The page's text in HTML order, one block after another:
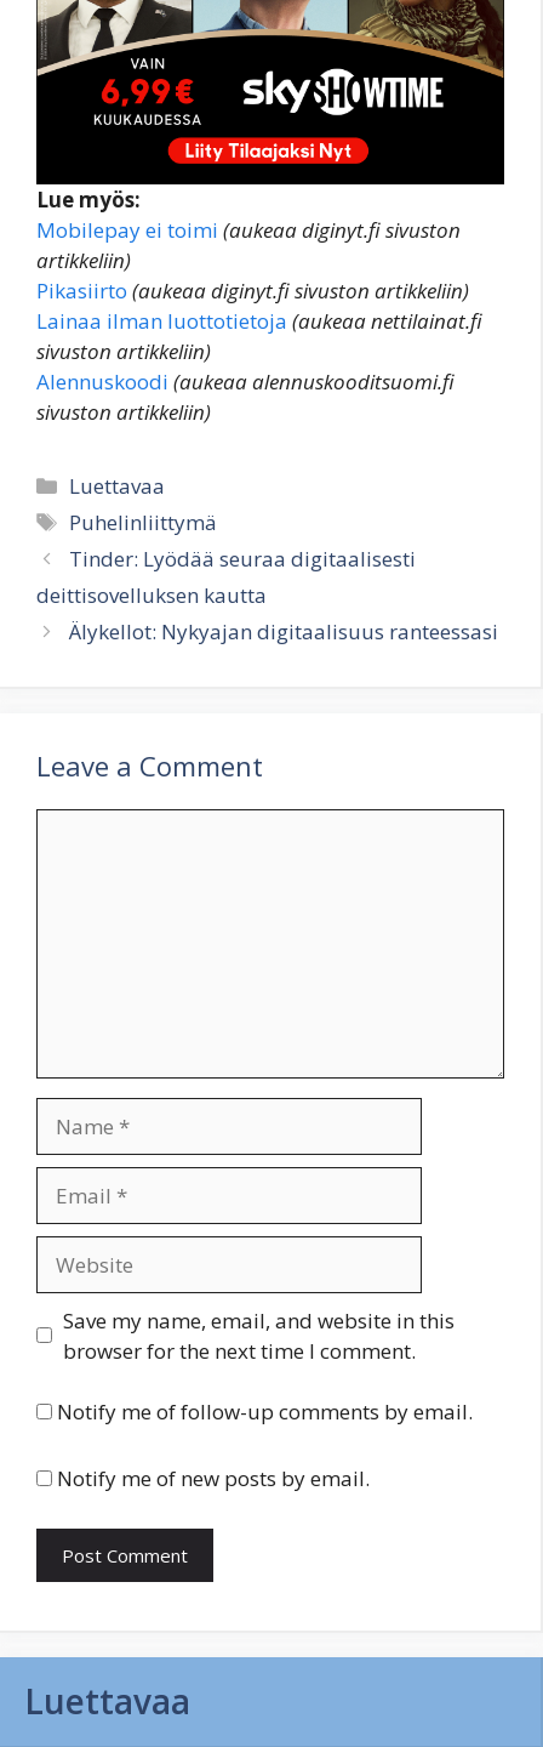
Lue myös:
Mobilepay ei toimi (aukeaa diginyt.fi sivuston
artikkeliin)
Pikasiirto (aukeaa diginyt.fi sivuston artikkeliin)
Lainaa ilman luottotietoja (aukeaa nettilainat.fi
sivuston artikkeliin)
Alennuskoodi (aukeaa alennuskooditsuomi.fi
sivuston artikkeliin)
Categories
Luettavaa
Tags
Puhelinliittymä
Tinder: Lyödää seuraa digitaalisesti
deittisovelluksen kautta
Älykellot: Nykyajan digitaalisuus ranteessasi
Leave a Comment
Save my name, email, and website in this
browser for the next time I comment.
Notify me of follow-up comments by email.
Notify me of new posts by email.
Luettavaa